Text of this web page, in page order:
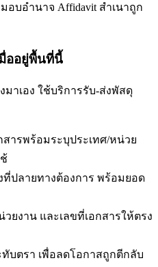
บอำนาจ Affidavit สำเนาถูก
มื่ออยู่พื้นที่นี้
าเอง ใช้บริการรับ-ส่งพัสดุ
ารพร้อมระบุประเทศ/หน่วย
ปลายทางต้องการ พร้อมยอด
ยงาน และเลขที่เอกสารให้ตรง
บตรา เพื่อลดโอกาสถูกตีกลับ